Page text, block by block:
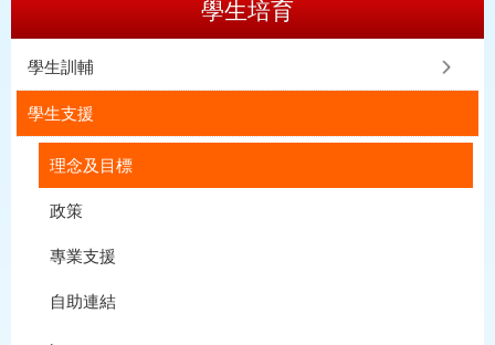
學生培育
學生訓輔
學生支援
理念及目標
政策
專業支援
自助連結